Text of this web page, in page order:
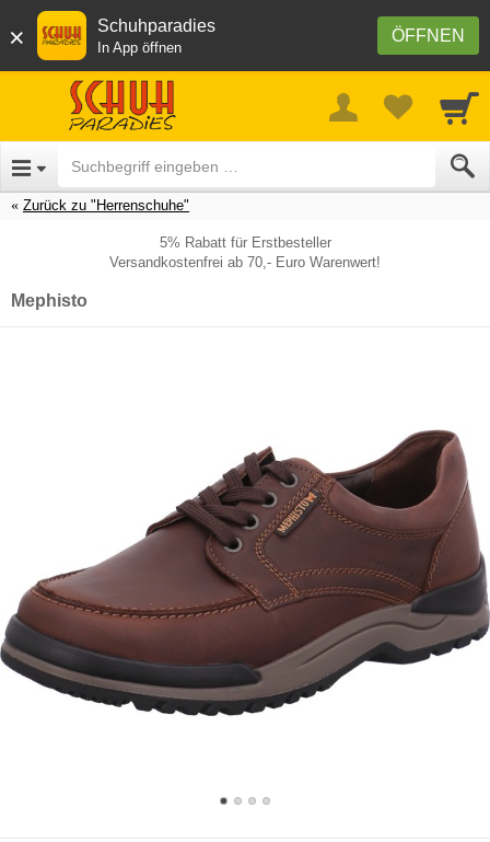
× ÖFFNEN
Schuhparadies
In App öffnen
Zurück zu "Herrenschuhe"
5% Rabatt für Erstbesteller
Versandkostenfrei ab 70,- Euro Warenwert!
Mephisto